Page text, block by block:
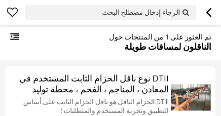
الرجاء إدخال مصطلح البحث
تم العثور على 1 من المنتجات حول
الناقلون لمسافات طويلة
DTII نوع ناقل الحزام الثابت المستخدم في
المعادن ، المناجم ، الفحم ، محطة توليد
الكهرباء ، مواد البناء
DT II الحزام الناقل هو ناقل الحزام الثابت على أساس
التطبيق وتجربة المستخدم والمتطلبات ؛